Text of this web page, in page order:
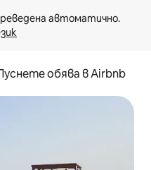
обява в Airbnb